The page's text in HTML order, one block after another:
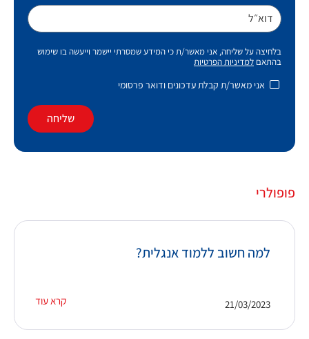
דוא״ל
בלחיצה על שליחה, אני מאשר/ת כי המידע שמסרתי יישמר וייעשה בו שימוש
בהתאם למדיניות הפרטיות
אני מאשר/ת קבלת עדכונים ודואר פרסומי
שליחה
פופולרי
למה חשוב ללמוד אנגלית?
קרא עוד 21/03/2023